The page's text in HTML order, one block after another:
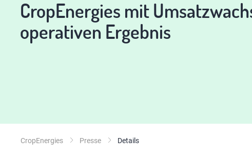
CropEnergies mit
operativen Ergebnis
CropEnergies Presse Details